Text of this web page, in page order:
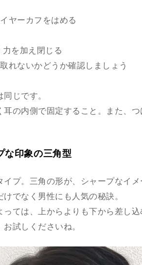
ヤーカフをはめる
を加え閉じる
れないかどうか確認しましょう
じです。
の内側で固定すること。また、
な印象の三角型
プ。三角の形が、シャープなイ
でなく男性にも人気の秘訣。
ては、上からよりも下から差し
試しくださいね。